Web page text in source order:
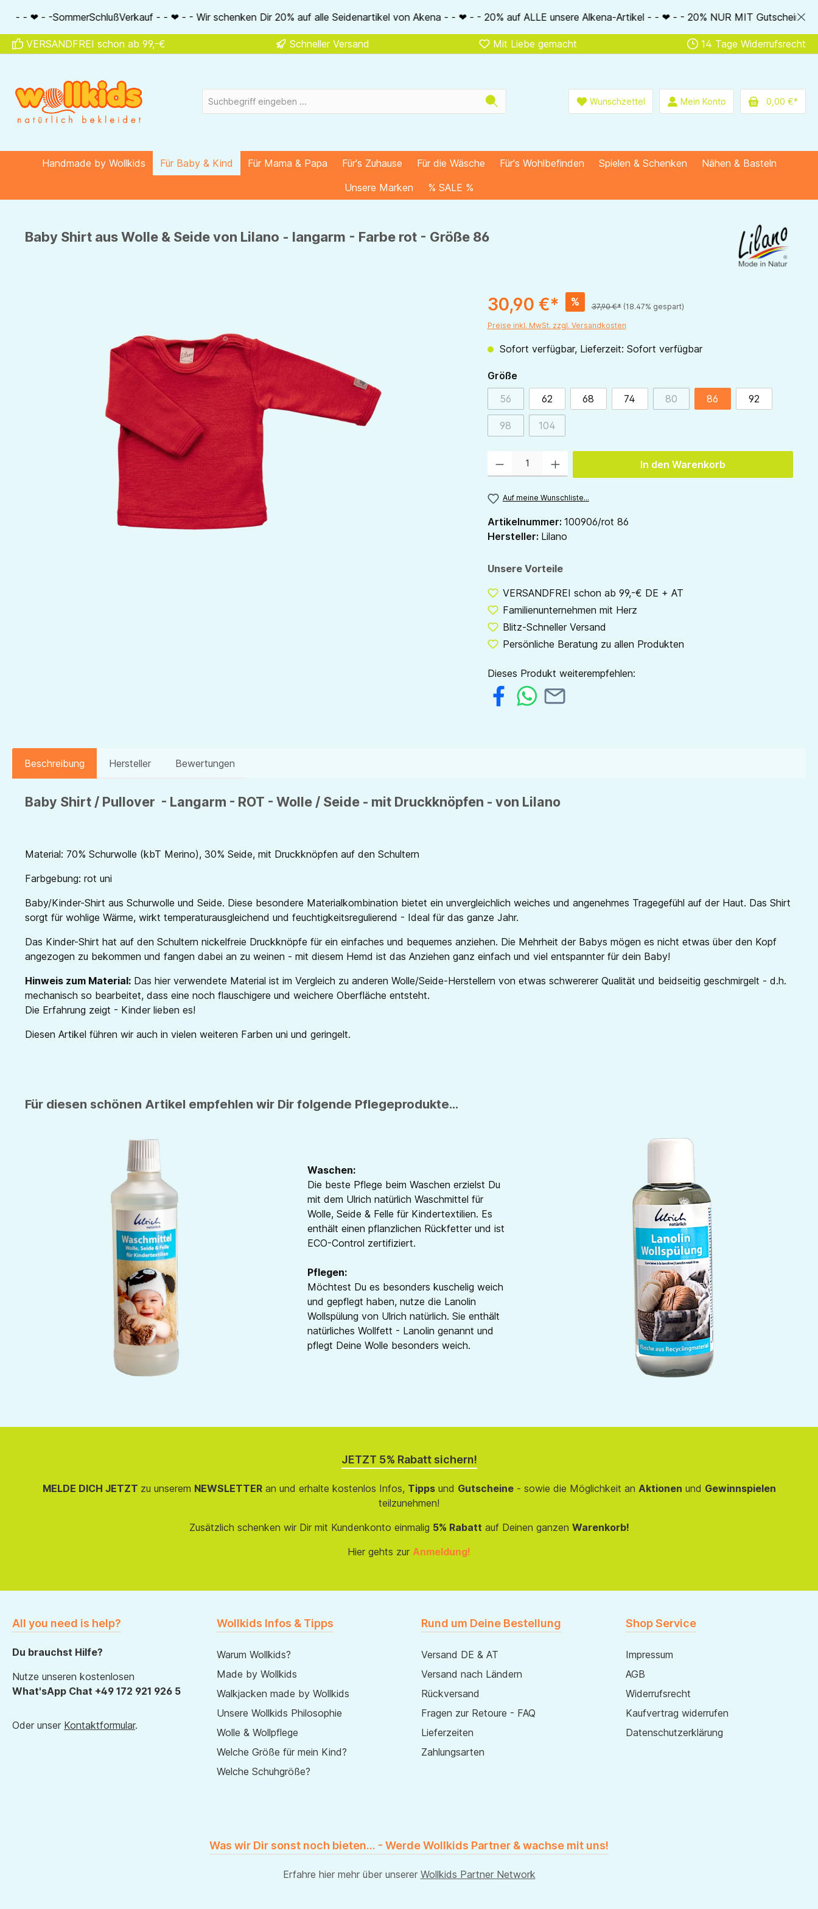
Zur Hauptnavigation springen
- - ❤ - - Wir schenken Dir 20% auf alle Seidenartikel von Akena - - ❤ - - 20% auf ALLE unsere Alkena-Artikel - - ❤ - - 20% NUR MIT Gutscheincode: AlkenaSSV - - ❤
VERSANDFREI schon ab 99,-€ Schneller Versand Mit Liebe gemacht 14 Tage Widerrufsrecht
Wunschzettel Mein Konto 0,00 €*
Handmade by Wollkids Für Baby & Kind Für Mama & Papa Für's Zuhause Für die Wäsche Für's Wohlbefinden Spielen & Schenken
Nähen & Basteln
Unsere Marken
% SALE %
Baby Shirt aus Wolle & Seide von Lilano - langarm - Farbe rot - Größe 86
30,90 €* % 37,90 €* (18.47% gespart)
Preise inkl. MwSt. zzgl. Versandkosten
Sofort verfügbar, Lieferzeit: Sofort verfügbar
Größeauswählen
56(Diese Option ist zurzeit nicht verfügbar.)
62 68 74 80(Diese Option ist zurzeit nicht
86 92
98(Diese Option ist zurzeit nicht verfügbar.)
104(Diese Option ist zurzeit nicht verfügbar.)
In den Warenkorb
Auf meine Wunschliste...
Artikelnummer: 100906/rot 86
Hersteller: Lilano
Unsere Vorteile
VERSANDFREI schon ab 99,-€ DE + AT
Familienunternehmen mit Herz
Blitz-Schneller Versand
Persönliche Beratung zu allen Produkten
Dieses Produkt weiterempfehlen:
Beschreibung Hersteller Bewertungen
Baby Shirt / Pullover - Langarm - ROT - Wolle / Seide - mit Druckknöpfen - von Lilano
Material: 70% Schurwolle (kbT Merino), 30% Seide, mit Druckknöpfen auf den Schultern
Farbgebung: rot uni
Baby/Kinder-Shirt aus Schurwolle und Seide. Diese besondere Materialkombination bietet ein unvergleichlich weiches und angenehmes Tragegefühl auf der Haut. Das Shirt
sorgt für wohlige Wärme, wirkt temperaturausgleichend und feuchtigkeitsregulierend - Ideal für das ganze Jahr.
Das Kinder-Shirt hat auf den Schultern nickelfreie Druckknöpfe für ein einfaches und bequemes anziehen. Die Mehrheit der Babys mögen es nicht etwas über den Kopf
angezogen zu bekommen und fangen dabei an zu weinen - mit diesem Hemd ist das Anziehen ganz einfach und viel entspannter für dein Baby!
Hinweis zum Material: Das hier verwendete Material ist im Vergleich zu anderen Wolle/Seide-Herstellern von etwas schwererer Qualität und beidseitig geschmirgelt - d.h.
mechanisch so bearbeitet, dass eine noch flauschigere und weichere Oberfläche entsteht.
Die Erfahrung zeigt - Kinder lieben es!
Diesen Artikel führen wir auch in vielen weiteren Farben uni und geringelt.
Für diesen schönen Artikel empfehlen wir Dir folgende Pflegeprodukte...
Waschen:
Die beste Pflege beim Waschen erzielst Du
mit dem Ulrich natürlich Waschmittel für
Wolle, Seide & Felle für Kindertextilien. Es
enthält einen pflanzlichen Rückfetter und ist
ECO-Control zertifiziert.
Pflegen:
Möchtest Du es besonders kuschelig weich
und gepflegt haben, nutze die Lanolin
Wollspülung von Ulrich natürlich. Sie enthält
natürliches Wollfett - Lanolin genannt und
pflegt Deine Wolle besonders weich.
JETZT 5% Rabatt sichern!
MELDE DICH JETZT zu unserem NEWSLETTERan und erhalte kostenlos Infos, Tippsund Gutscheine- sowie die Möglichkeit an Aktionen und Gewinnspielen
teilzunehmen!
Zusätzlich schenken wir Dir mit Kundenkonto einmalig 5% Rabatt auf Deinen ganzen Warenkorb!
Hier gehts zur Anmeldung!
All you need is help?
Du brauchst Hilfe?
Nutze unseren kostenlosen
What'sApp Chat +49 172 921 926 5
Oder unser Kontaktformular.
Wollkids Infos & Tipps
Warum Wollkids?
Made by Wollkids
Walkjacken made by Wollkids
Unsere Wollkids Philosophie
Wolle & Wollpflege
Welche Größe für mein Kind?
Welche Schuhgröße?
Rund um Deine Bestellung
Versand DE & AT
Versand nach Ländern
Rückversand
Fragen zur Retoure - FAQ
Lieferzeiten
Zahlungsarten
Shop Service
Impressum
AGB
Widerrufsrecht
Kaufvertrag widerrufen
Datenschutzerklärung
Was wir Dir sonst noch bieten... - Werde Wollkids Partner & wachse mit uns!
Erfahre hier mehr über unserer Wollkids Partner Network